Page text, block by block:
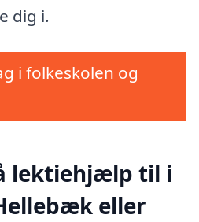
dig i.
i folkeskolen og
lektiehjælp til i
eller